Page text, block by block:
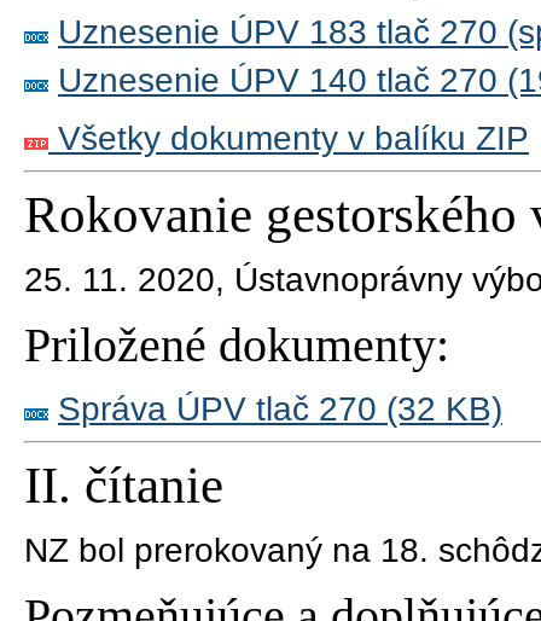
Uznesenie ÚPV 183 tlač 270
Uznesenie ÚPV 140 tlač 270
Všetky dokumenty v balíku ZIP
Rokovanie gestorského
25. 11. 2020, Ústavnoprávny
Priložené dokumenty:
Správa ÚPV tlač 270 (32 KB)
II. čítanie
NZ bol prerokovaný na 18.